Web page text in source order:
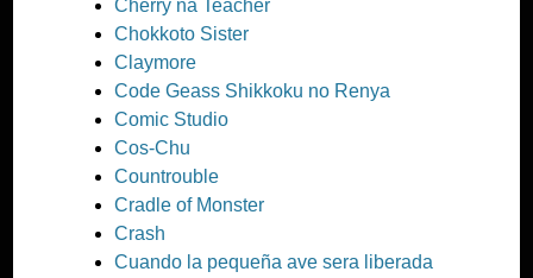
Cherry na Teacher
Chokkoto Sister
Claymore
Code Geass Shikkoku no Renya
Comic Studio
Cos-Chu
Countrouble
Cradle of Monster
Crash
Cuando la pequeña ave sera liberada